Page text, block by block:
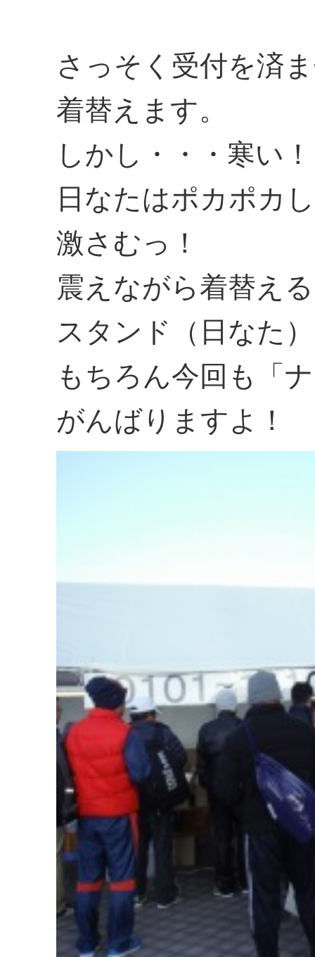
さっそく受付を済
着替えます。
しかし・・・寒い！
日なたはポカポカ
激さむっ！
震えながら着替え
スタンド（日なた
もちろん今回も「
がんばりますよ！